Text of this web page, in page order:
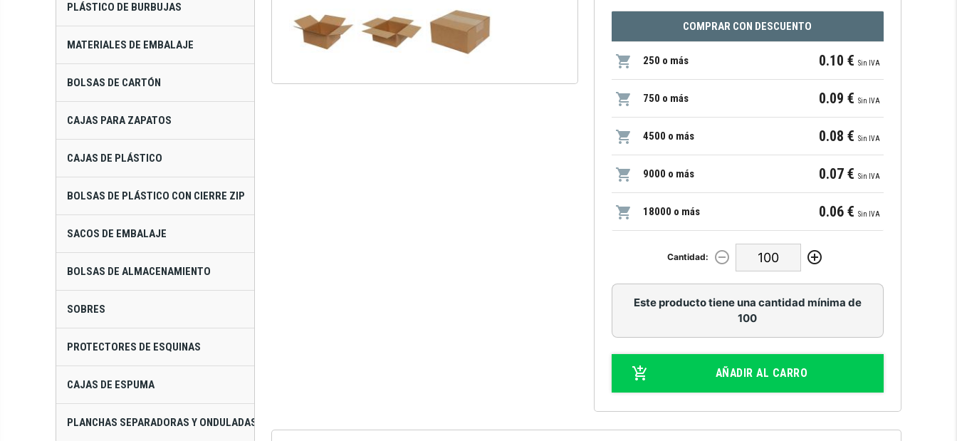
PLÁSTICO DE BURBUJAS
MATERIALES DE EMBALAJE
BOLSAS DE CARTÓN
CAJAS PARA ZAPATOS
CAJAS DE PLÁSTICO
BOLSAS DE PLÁSTICO CON CIERRE ZIP
SACOS DE EMBALAJE
BOLSAS DE ALMACENAMIENTO
SOBRES
PROTECTORES DE ESQUINAS
CAJAS DE ESPUMA
PLANCHAS SEPARADORAS Y ONDULADAS
COMPRAR CON DESCUENTO
250 o más 0.10 € Sin IVA
750 o más 0.09 € Sin IVA
4500 o más 0.08 € Sin IVA
9000 o más 0.07 € Sin IVA
18000 o más 0.06 € Sin IVA
Cantidad:
Este producto tiene una cantidad mínima de
100
AÑADIR AL CARRO